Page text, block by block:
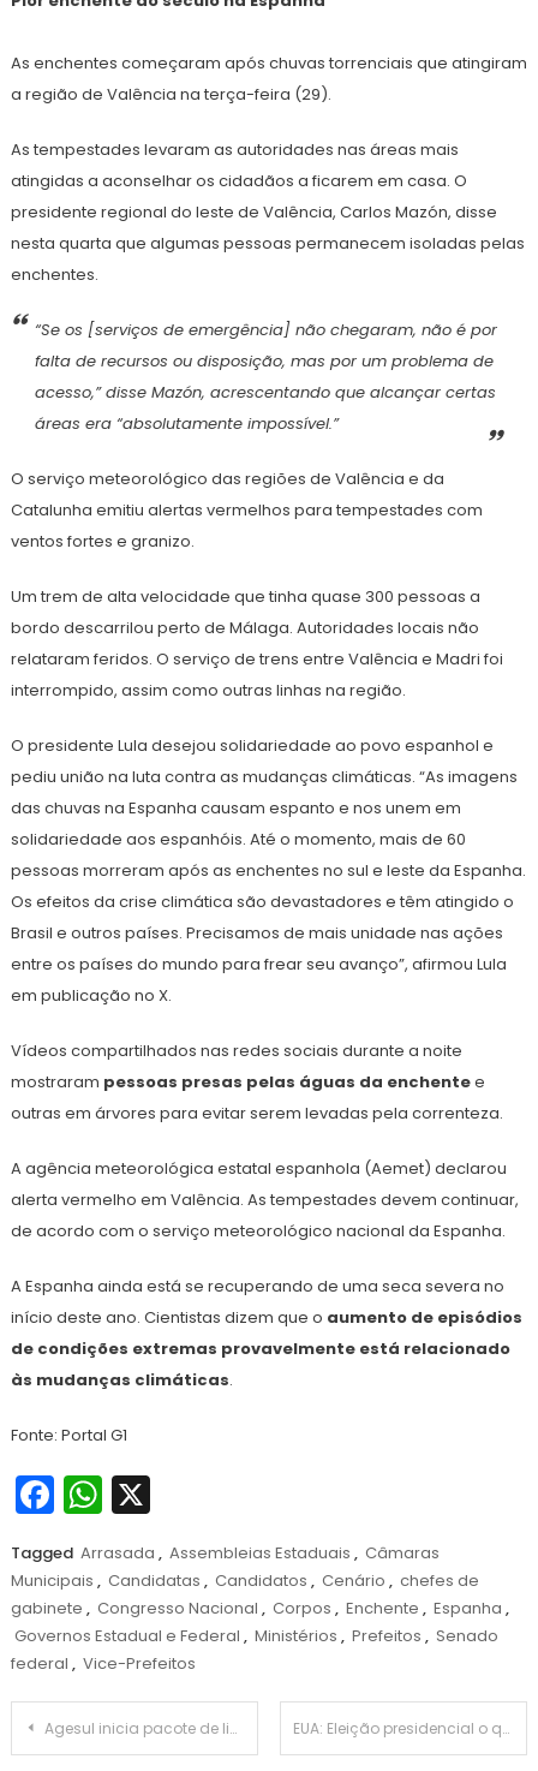
As enchentes começaram após chuvas torrenciais que atingiram
a região de Valência na terça-feira (29).
As tempestades levaram as autoridades nas áreas mais
atingidas a aconselhar os cidadãos a ficarem em casa. O
presidente regional do leste de Valência, Carlos Mazón, disse
nesta quarta que algumas pessoas permanecem isoladas pelas
enchentes.
“Se os [serviços de emergência] não chegaram, não é por
falta de recursos ou disposição, mas por um problema de
acesso,” disse Mazón, acrescentando que alcançar certas
áreas era “absolutamente impossível.”
O serviço meteorológico das regiões de Valência e da
Catalunha emitiu alertas vermelhos para tempestades com
ventos fortes e granizo.
Um trem de alta velocidade que tinha quase 300 pessoas a
bordo descarrilou perto de Málaga. Autoridades locais não
relataram feridos. O serviço de trens entre Valência e Madri foi
interrompido, assim como outras linhas na região.
O presidente Lula desejou solidariedade ao povo espanhol e
pediu união na luta contra as mudanças climáticas. “As imagens
das chuvas na Espanha causam espanto e nos unem em
solidariedade aos espanhóis. Até o momento, mais de 60
pessoas morreram após as enchentes no sul e leste da Espanha.
Os efeitos da crise climática são devastadores e têm atingido o
Brasil e outros países. Precisamos de mais unidade nas ações
entre os países do mundo para frear seu avanço”, afirmou Lula
em publicação no X.
Vídeos compartilhados nas redes sociais durante a noite
mostraram pessoas presas pelas águas da enchentee
outras em árvores para evitar serem levadas pela correnteza.
A agência meteorológica estatal espanhola (Aemet) declarou
alerta vermelho em Valência. As tempestades devem continuar,
de acordo com o serviço meteorológico nacional da Espanha.
A Espanha ainda está se recuperando de uma seca severa no
início deste ano. Cientistas dizem que o aumento de episódios
de condições extremas provavelmente está relacionado
às mudanças climáticas.
Fonte: Portal G1
Facebook
WhatsApp
X
Tagged Arrasada , Assembleias Estaduais , Câmaras
Municipais , Candidatas , Candidatos , Cenário , chefes de
gabinete , Congresso Nacional , Corpos , Enchente , Espanha ,
Governos Estadual e Federal , Ministérios , Prefeitos , Senado
federal , Vice-Prefeitos
Navegação
Agesul inicia pacote de licitações de R$ 88 mi 3 dias depois das eleições EUA: Eleição presidencial o que dizem as pesquisas?